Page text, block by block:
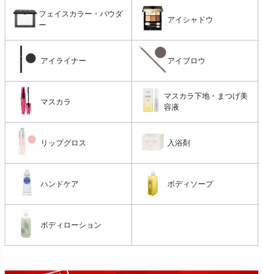
フェイスカラー・パウダ
ー
アイシャドウ
アイライナー アイブロウ
マスカラ
マスカラ下地・まつげ美
容液
リップグロス 入浴剤
ハンドケア ボディソープ
ボディローション